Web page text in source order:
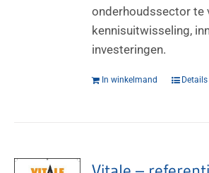
onderhoudssector te
kennisuitwisseling,
investeringen.
In winkelmand Details